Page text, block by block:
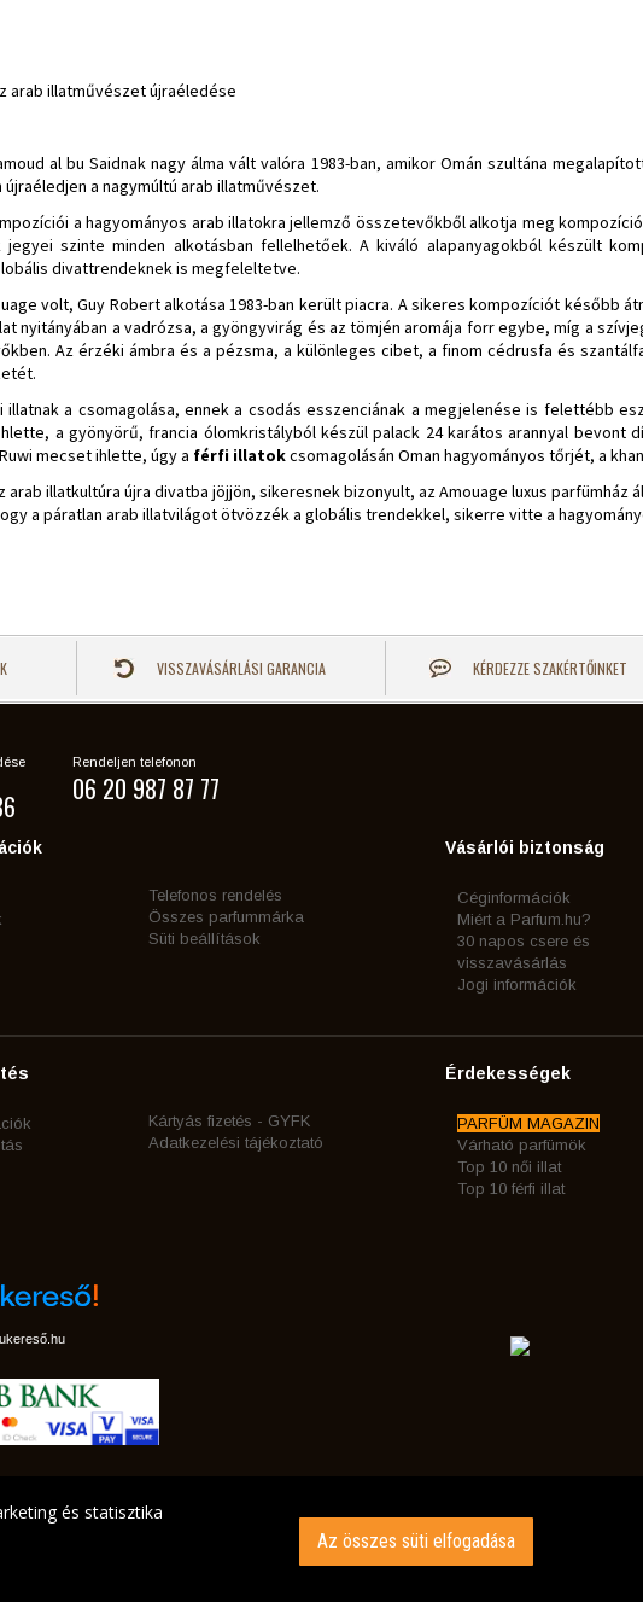
arab illatművészet újraéledése
al bu Saidnak nagy álma vált valóra 1983-ban, amikor Omán szultána
a nagymúltú arab illatművészet.
a hagyományos arab illatokra jellemző összetevőkből alkotja meg
szinte minden alkotásban fellelhetőek. A kiváló alapanyagokból készült
divattrendeknek is megfeleltetve.
volt, Guy Robert alkotása 1983-ban került piacra. A sikeres kompozíciót később
nyitányában a vadrózsa, a gyöngyvirág és az tömjén aromája forr egybe, míg a
Az érzéki ámbra és a pézsma, a különleges cibet, a finom cédrusfa és
illatnak a csomagolása, ennek a csodás esszenciának a megjelenése is felettébb
a gyönyörű, francia ólomkristályból készül palack 24 karátos arannyal bevont
mecset ihlette, úgy a férfi illatokcsomagolásán Oman hagyományos tőrjét, a
illatkultúra újra divatba jöjjön, sikeresnek bizonyult, az Amouage luxus parfümház
a páratlan arab illatvilágot ötvözzék a globális trendekkel, sikerre vitte a
VISSZAVÁSÁRLÁSI GARANCIA KÉRDEZZE SZAKÉRTŐINKET
Rendeljen telefonon
06 20 987 87 77
Telefonos rendelés
Összes parfummárka
Süti beállítások
Vásárlói biztonság
Céginformációk
Miért a Parfum.hu?
30 napos csere és
visszavásárlás
Jogi információk
Kártyás fizetés - GYFK
Adatkezelési tájékoztató
Érdekességek
PARFÜM MAGAZIN
Várható parfümök
Top 10 női illat
Top 10 férfi illat
és statisztika
Az összes süti elfogadása